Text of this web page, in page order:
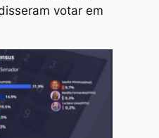
votar em